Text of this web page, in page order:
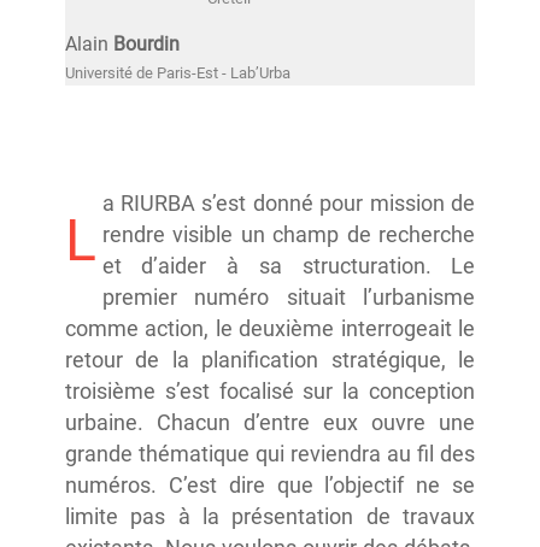
Alain Bourdin
Université de Paris-Est - Lab’Urba
L
a RIURBA s’est donné pour mission de
rendre visible un champ de recherche
et d’aider à sa structuration. Le
premier numéro situait l’urbanisme
comme action, le deuxième interrogeait le
retour de la planification stratégique, le
troisième s’est focalisé sur la conception
urbaine. Chacun d’entre eux ouvre une
grande thématique qui reviendra au fil des
numéros. C’est dire que l’objectif ne se
limite pas à la présentation de travaux